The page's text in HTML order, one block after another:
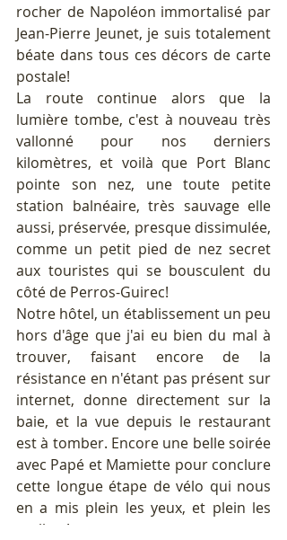
rocher de Napoléon immortalisé par
Jean-Pierre Jeunet, je suis totalement
béate dans tous ces décors de carte
postale!
La route continue alors que la
lumière tombe, c'est à nouveau très
vallonné pour nos derniers
kilomètres, et voilà que Port Blanc
pointe son nez, une toute petite
station balnéaire, très sauvage elle
aussi, préservée, presque dissimulée,
comme un petit pied de nez secret
aux touristes qui se bousculent du
côté de Perros-Guirec!
Notre hôtel, un établissement un peu
hors d'âge que j'ai eu bien du mal à
trouver, faisant encore de la
résistance en n'étant pas présent sur
internet, donne directement sur la
baie, et la vue depuis le restaurant
est à tomber. Encore une belle soirée
avec Papé et Mamiette pour conclure
cette longue étape de vélo qui nous
en a mis plein les yeux, et plein les
mollets!